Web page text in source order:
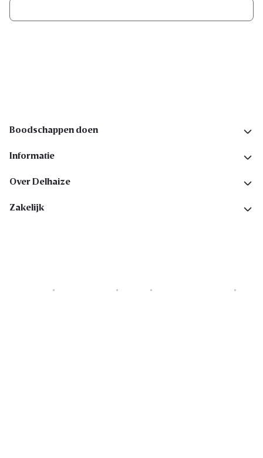
Boodschappen doen
Informatie
Over Delhaize
Zakelijk